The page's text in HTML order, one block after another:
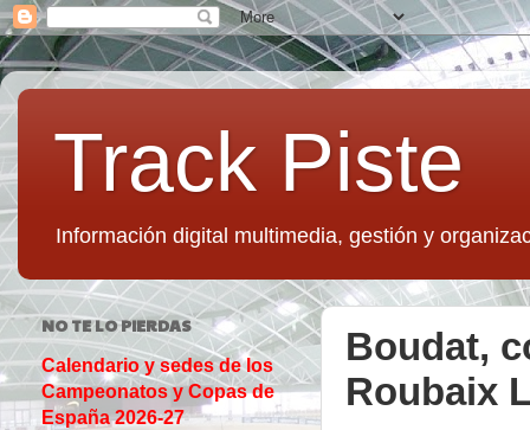
Track Piste
Información digital multimedia, gestión y
Boudat,
Roubaix
NO TE LO PIERDAS
Calendario y sedes de los
Campeonatos y Copas de
España 2026-27